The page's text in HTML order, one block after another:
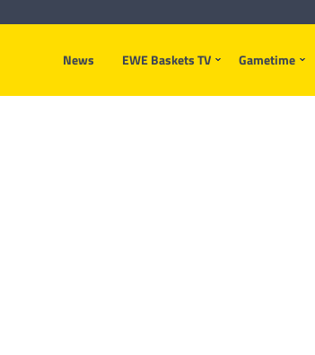
News EWE Baskets TV Gametime